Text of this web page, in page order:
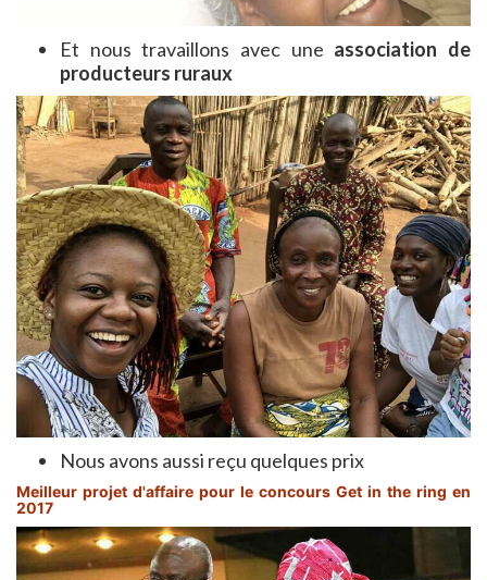
Et nous travaillons avec une association de
producteurs ruraux
Nous avons aussi reçu quelques prix
Meilleur projet d'affaire pour le concours Get in the ring en
2017